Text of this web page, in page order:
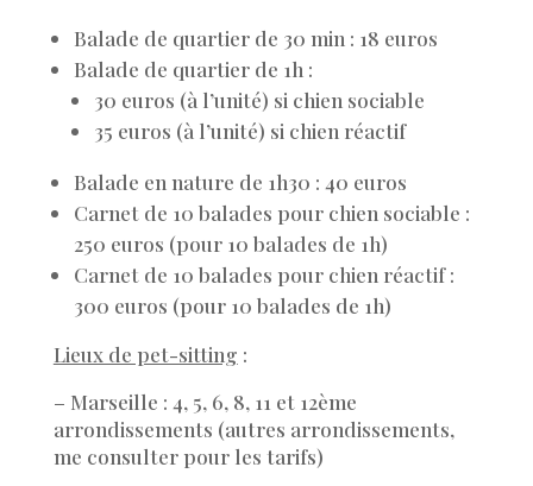
Balade de quartier de 30 min : 18 euros
Balade de quartier de 1h :
30 euros (à l’unité) si chien sociable
35 euros (à l’unité) si chien réactif
Balade en nature de 1h30 : 40 euros
Carnet de 10 balades pour chien sociable :
250 euros (pour 10 balades de 1h)
Carnet de 10 balades pour chien réactif :
300 euros (pour 10 balades de 1h)
Lieux de pet-sitting :
– Marseille : 4, 5, 6, 8, 11 et 12ème
arrondissements (autres arrondissements,
me consulter pour les tarifs)